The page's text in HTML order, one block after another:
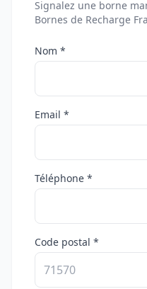
Signalez une borne
Bornes de Recharge
Nom *
Email *
Téléphone *
Code postal *